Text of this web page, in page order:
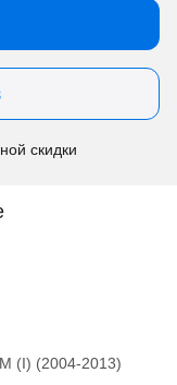
скидки
(I) (2004-2013)